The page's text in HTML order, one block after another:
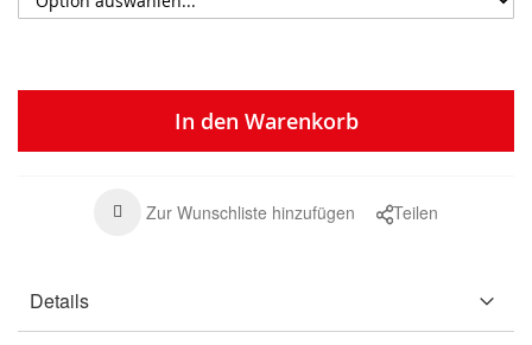
In den Warenkorb
Zur Wunschliste hinzufügen Teilen
Details